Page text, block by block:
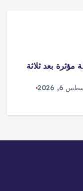
مؤثرة بعد ثلاثة
6, 2026